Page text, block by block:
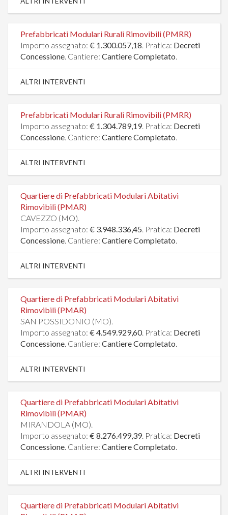
Prefabbricati Modulari Rurali Rimovibili (PMRR)
Importo assegnato: € 1.300.057,18. Pratica: Decreti
Concessione. Cantiere: Cantiere Completato.
ALTRI INTERVENTI
Prefabbricati Modulari Rurali Rimovibili (PMRR)
Importo assegnato: € 1.304.789,19. Pratica: Decreti
Concessione. Cantiere: Cantiere Completato.
ALTRI INTERVENTI
Quartiere di Prefabbricati Modulari Abitativi
Rimovibili (PMAR)
CAVEZZO (MO).
Importo assegnato: € 3.948.336,45. Pratica: Decreti
Concessione. Cantiere: Cantiere Completato.
ALTRI INTERVENTI
Quartiere di Prefabbricati Modulari Abitativi
Rimovibili (PMAR)
SAN POSSIDONIO (MO).
Importo assegnato: € 4.549.929,60. Pratica: Decreti
Concessione. Cantiere: Cantiere Completato.
ALTRI INTERVENTI
Quartiere di Prefabbricati Modulari Abitativi
Rimovibili (PMAR)
MIRANDOLA (MO).
Importo assegnato: € 8.276.499,39. Pratica: Decreti
Concessione. Cantiere: Cantiere Completato.
ALTRI INTERVENTI
Quartiere di Prefabbricati Modulari Abitativi